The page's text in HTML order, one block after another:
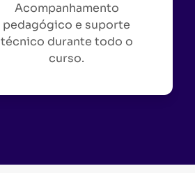
Acompanhamento
pedagógico e suporte
técnico durante todo o
curso.